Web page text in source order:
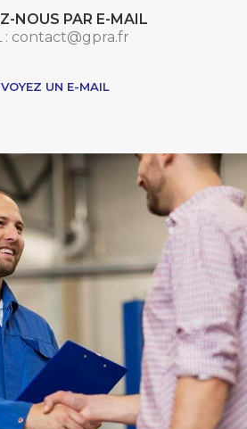
NOUS PAR E-MAIL
: contact@gpra.fr
UN E-MAIL